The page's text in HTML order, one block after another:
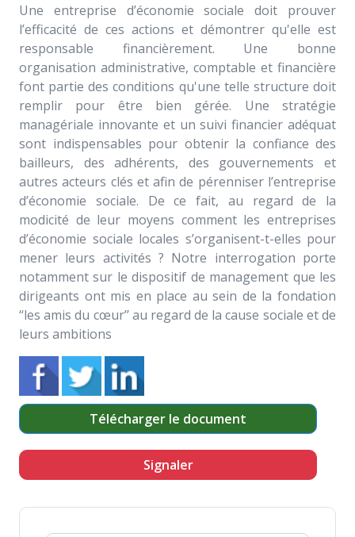
Une entreprise d’économie sociale doit prouver
l’efficacité de ces actions et démontrer qu'elle est
responsable financièrement. Une bonne
organisation administrative, comptable et financière
font partie des conditions qu'une telle structure doit
remplir pour être bien gérée. Une stratégie
managériale innovante et un suivi financier adéquat
sont indispensables pour obtenir la confiance des
bailleurs, des adhérents, des gouvernements et
autres acteurs clés et afin de pérenniser l’entreprise
d’économie sociale. De ce fait, au regard de la
modicité de leur moyens comment les entreprises
d’économie sociale locales s’organisent-t-elles pour
mener leurs activités ? Notre interrogation porte
notamment sur le dispositif de management que les
dirigeants ont mis en place au sein de la fondation
‘‘les amis du cœur’’ au regard de la cause sociale et de
leurs ambitions
Télécharger le document
Signaler